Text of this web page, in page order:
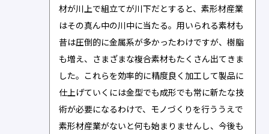
材が川上で組立てが川下だとすると、素形材産業
はその真ん中の川中に当たる。用いられる素材も
昔は圧倒的に金属系が多かったわけですが、樹脂
も増え、さまざまな複合素材もたくさん出てきま
した。これらを効率的に精度良く加工して製品に
仕上げていくには金型でも成形でも常に新たな技
術が必要になるわけで、モノづくりを行ううえで
素形材産業がないと何も始まりませんし、今後も